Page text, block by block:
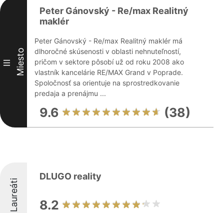
III Miesto
Peter Gánovský - Re/max Realitný
maklér
Peter Gánovský - Re/max Realitný maklér má
dlhoročné skúsenosti v oblasti nehnuteľností,
pričom v sektore pôsobí už od roku 2008 ako
vlastník kancelárie RE/MAX Grand v Poprade.
Spoločnosť sa orientuje na sprostredkovanie
predaja a prenájmu ...
9.6 (38)
Laureáti
DLUGO reality
8.2